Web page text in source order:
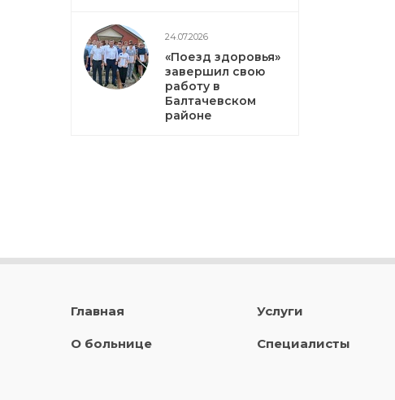
24.07.2026
«Поезд здоровья»
завершил свою
работу в
Балтачевском
районе
Главная
О больнице
Услуги
Специалисты